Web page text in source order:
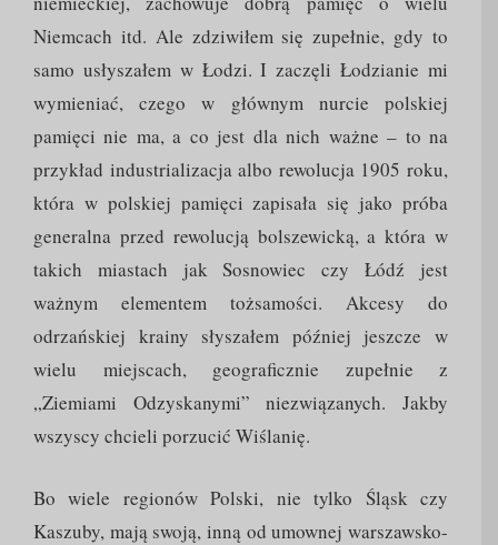
Niemcach itd. Ale zdziwiłem się zupełnie, gdy to
samo usłyszałem w Łodzi. I zaczęli Łodzianie mi
wymieniać, czego w głównym nurcie polskiej
pamięci nie ma, a co jest dla nich ważne – to na
przykład industrializacja albo rewolucja 1905 roku,
która w polskiej pamięci zapisała się jako próba
generalna przed rewolucją bolszewicką, a która w
takich miastach jak Sosnowiec czy Łódź jest
ważnym elementem tożsamości. Akcesy do
odrzańskiej krainy słyszałem później jeszcze w
wielu miejscach, geograficznie zupełnie z
„Ziemiami Odzyskanymi” niezwiązanych. Jakby
wszyscy chcieli porzucić Wiślanię.
Bo wiele regionów Polski, nie tylko Śląsk czy
Kaszuby, mają swoją, inną od umownej warszawsko-